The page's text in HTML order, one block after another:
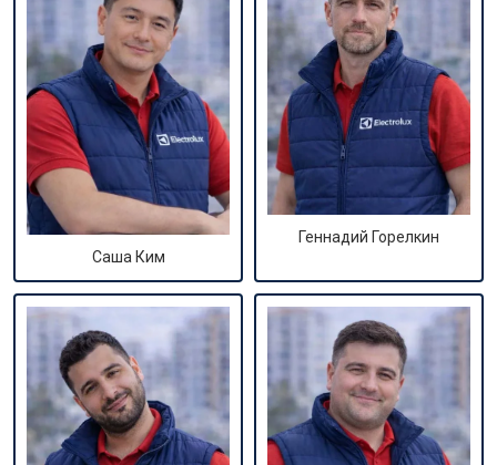
Саша Ким
Геннадий Горелкин